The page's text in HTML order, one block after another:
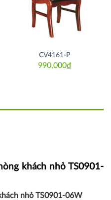
CV4161-P
990,000₫
khách nhỏ TS0901-
nhỏ TS0901-06W